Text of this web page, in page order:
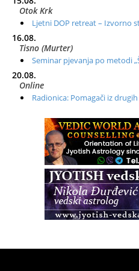
Otok Krk
Ljetni DOP retreat – Izvorno
16.08.
Tisno (Murter)
Seminar pjevanja po metodi
20.08.
Online
Radionica: Pomagači iz
Zagreb+Online
Osnovni ThetaHealing®
Zagreb
Osnovna radionica za
Healing course)
Access BARS®, otpusti stres